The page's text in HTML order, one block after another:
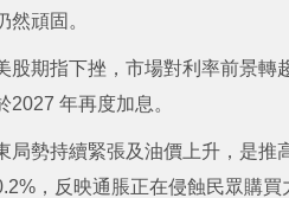
然頑固。
股期指下挫，市場對利率前景
2027 年再度加息。
局勢持續緊張及油價上升，是
，反映通脹正在侵蝕民眾購買